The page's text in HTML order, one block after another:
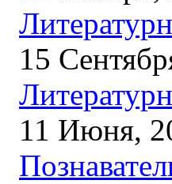
15
11 Июня,